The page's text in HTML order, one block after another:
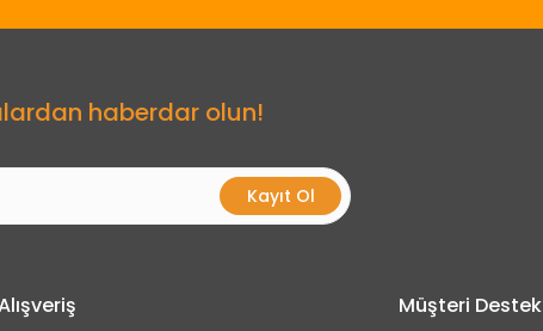
haberdar olun!
Kayıt Ol
Müşteri Destek